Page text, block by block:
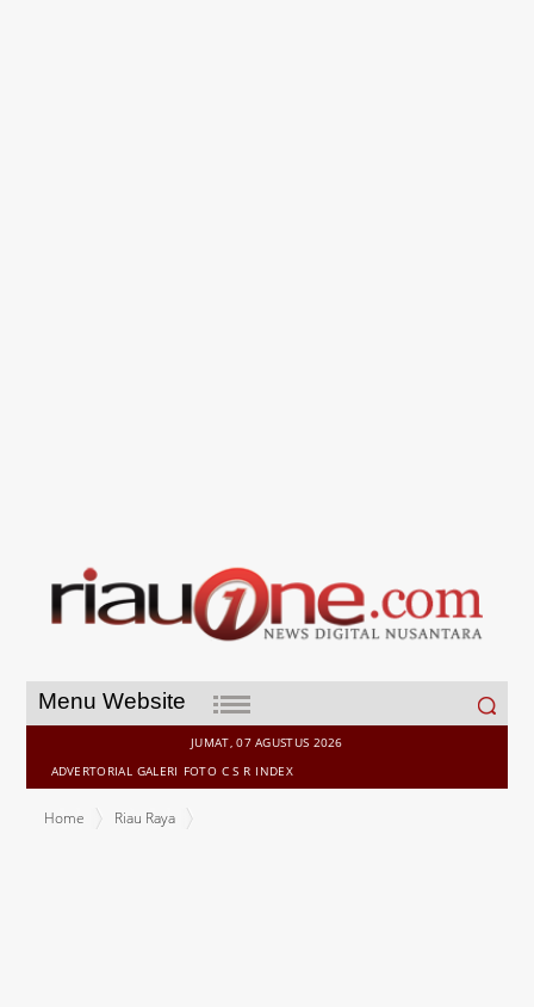
Menu Website
Search
for:
JUMAT, 07 AGUSTUS 2026
ADVERTORIAL GALERI FOTO C S R INDEX
Home
Riau Raya